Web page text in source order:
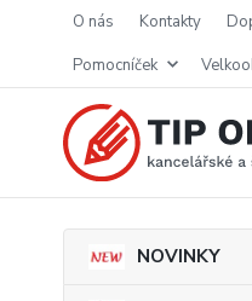
o nás kontakty
pomocníček
NOVINKY